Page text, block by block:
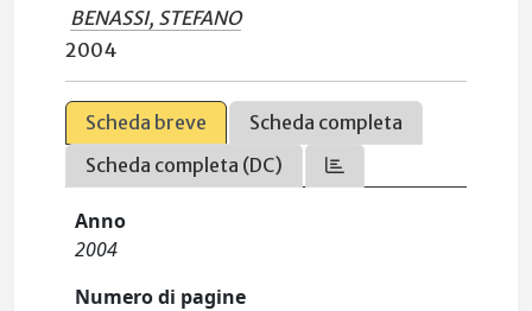
BENASSI, STEFANO
2004
Scheda breve
Scheda completa
Scheda completa (DC)
Anno
2004
Numero di pagine